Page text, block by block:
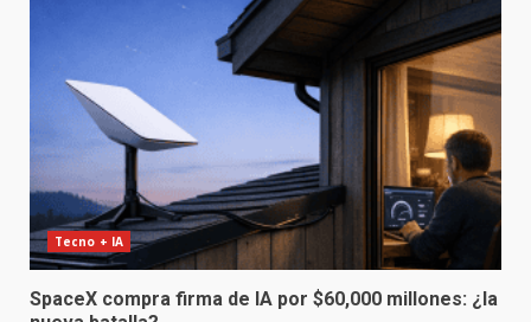
Tecno + IA
SpaceX compra firma de IA por $60,000 millones: ¿la